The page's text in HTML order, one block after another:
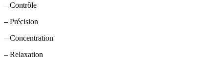
– Contrôle
– Précision
– Concentration
– Relaxation